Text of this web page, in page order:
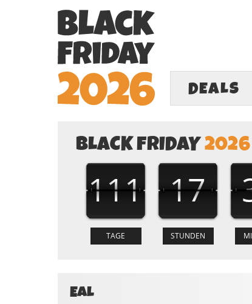
DEALS
BLACK FRIDAY2026
111 17
EAL